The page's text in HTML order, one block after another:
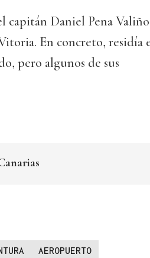
capitán Daniel Pena
En concreto, residía
pero algunos de sus
AEROPUERTO